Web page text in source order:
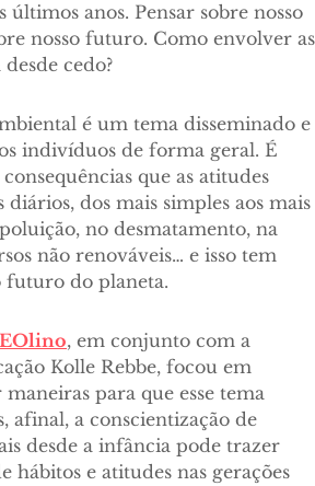
anos. Pensar sobre nosso
nosso futuro. Como envolver as
cedo?
é um tema disseminado e
indivíduos de forma geral. É
que as atitudes
diários, dos mais simples aos mais
no desmatamento, na
não renováveis… e isso tem
do planeta.
, em conjunto com a
Kolle Rebbe, focou em
para que esse tema
afinal, a conscientização de
desde a infância pode trazer
hábitos e atitudes nas gerações